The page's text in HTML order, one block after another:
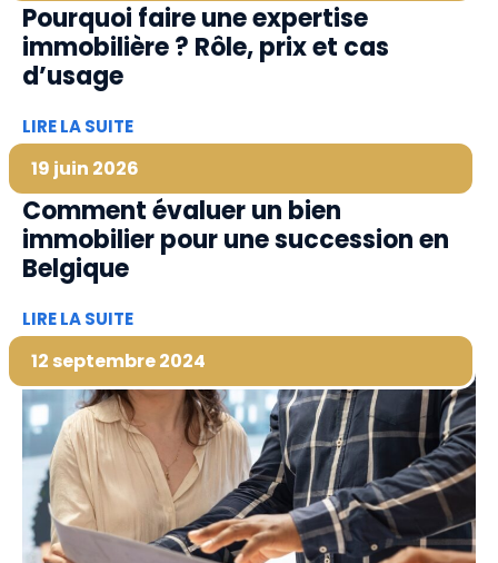
Pourquoi faire une expertise
immobilière ? Rôle, prix et cas
d’usage
LIRE LA SUITE
19 juin 2026
Comment évaluer un bien
immobilier pour une succession en
Belgique
LIRE LA SUITE
12 septembre 2024